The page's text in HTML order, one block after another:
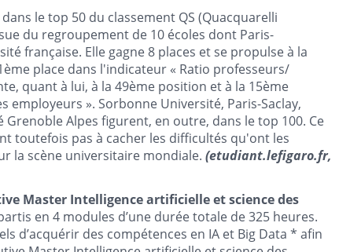
le top 50 du classement QS (Quacquarelli
du regroupement de 10 écoles dont Paris-
française. Elle gagne 8 places et se propulse à la
place dans l'indicateur « Ratio professeurs/
quant à lui, à la 49ème position et à la 15ème
». Sorbonne Université, Paris-Saclay,
Alpes figurent, en outre, dans le top 100. Ce
toutefois pas à cacher les difficultés qu'ont les
la scène universitaire mondiale. (etudiant.lefigaro.fr,
Master Intelligence artificielle et science des
en 4 modules d’une durée totale de 325 heures.
d’acquérir des compétences en IA et Big Data * afin